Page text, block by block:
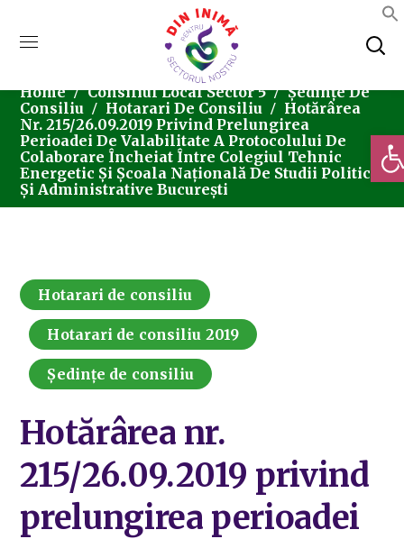
Home Consiliul Local Sector 5
Ședințe De
Consiliu
Hotarari De Consiliu
Hotărârea
Nr. 215/26.09.2019 Privind Prelungirea
Perioadei De Valabilitate A Protocolului De
Colaborare Încheiat Între Colegiul Tehnic
Energetic Și Școala Națională De Studii Politice
Și Administrative București
Hotarari de consiliu
Hotarari de consiliu 2019
Ședințe de consiliu
Hotărârea nr.
215/26.09.2019 privind
prelungirea perioadei